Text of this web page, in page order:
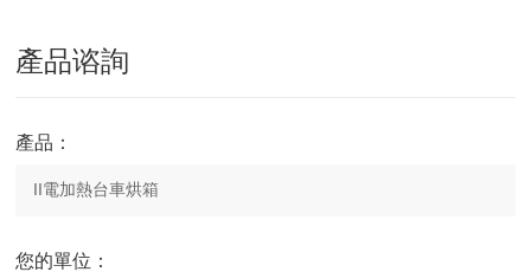
產品谘詢
產品：
您的單位：